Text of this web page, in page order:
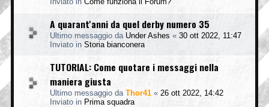
A quarant'anni da quel derby numero 35
Ultimo messaggio da Under Ashes « 30 ott 2022, 11:47
Inviato in Storia bianconera
TUTORIAL: Come quotare i messaggi nella
maniera giusta
Ultimo messaggio da Thor41 « 26 ott 2022, 14:42
Inviato in Prima squadra